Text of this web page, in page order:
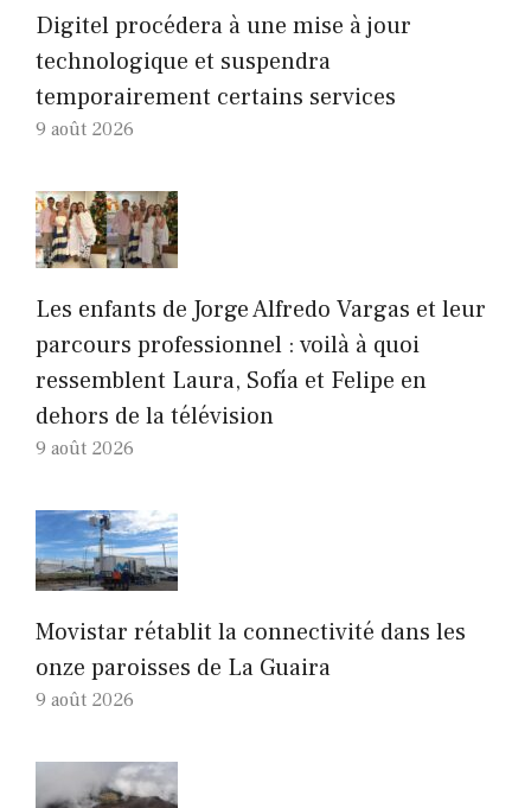
Digitel procédera à une mise à jour
technologique et suspendra
temporairement certains services
9 août 2026
Les enfants de Jorge Alfredo Vargas et leur
parcours professionnel : voilà à quoi
ressemblent Laura, Sofía et Felipe en
dehors de la télévision
9 août 2026
Movistar rétablit la connectivité dans les
onze paroisses de La Guaira
9 août 2026